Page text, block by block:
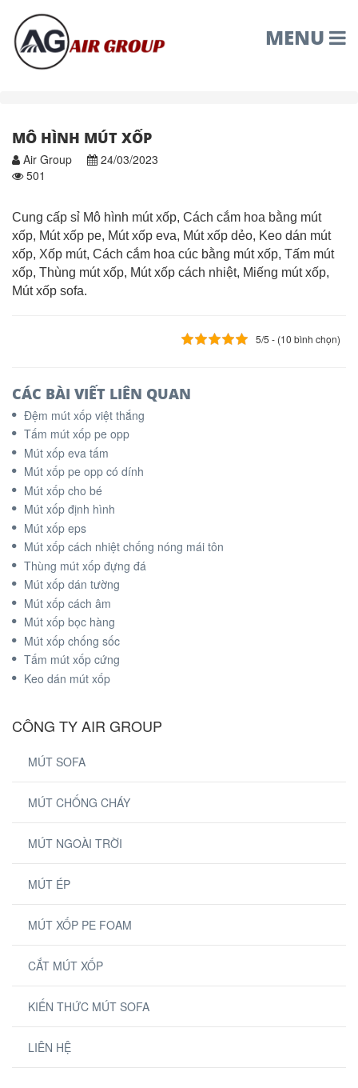
MENU
MÔ HÌNH MÚT XỐP
Air Group
24/03/2023
501
Cung cấp sỉ Mô hình mút xốp, Cách cắm hoa bằng mút
xốp, Mút xốp pe, Mút xốp eva, Mút xốp dẻo, Keo dán mút
xốp, Xốp mút, Cách cắm hoa cúc bằng mút xốp, Tấm mút
xốp, Thùng mút xốp, Mút xốp cách nhiệt, Miếng mút xốp,
Mút xốp sofa.
5/5 - (10 bình chọn)
CÁC BÀI VIẾT LIÊN QUAN
Đệm mút xốp việt thắng
Tấm mút xốp pe opp
Mút xốp eva tấm
Mút xốp pe opp có dính
Mút xốp cho bé
Mút xốp định hình
Mút xốp eps
Mút xốp cách nhiệt chống nóng mái tôn
Thùng mút xốp đựng đá
Mút xốp dán tường
Mút xốp cách âm
Mút xốp bọc hàng
Mút xốp chống sốc
Tấm mút xốp cứng
Keo dán mút xốp
CÔNG TY AIR GROUP
MÚT SOFA
MÚT CHỐNG CHÁY
MÚT NGOÀI TRỜI
MÚT ÉP
MÚT XỐP PE FOAM
CẮT MÚT XỐP
KIẾN THỨC MÚT SOFA
LIÊN HỆ